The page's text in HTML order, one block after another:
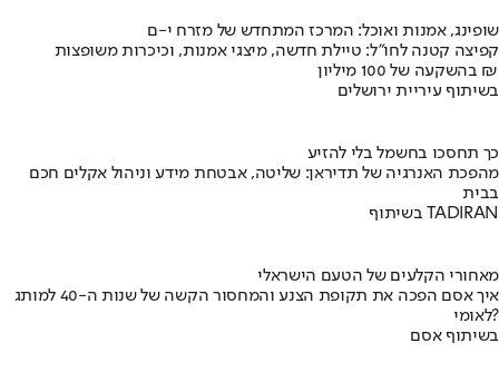
שופינג, אמנות ואוכל: המרכז המתחדש של מזרח י-ם
קפיצה קטנה לחו"ל: טיילת חדשה, מיצגי אמנות, וכיכרות משופצות
בהשקעה של 100 מיליון ₪
בשיתוף עיריית ירושלים
כך תחסכו בחשמל בלי להזיע
מהפכת האנרגיה של תדיראן: שליטה, אבטחת מידע וניהול אקלים חכם
בבית
בשיתוף TADIRAN
מאחורי הקלעים של הטעם הישראלי
איך אסם הפכה את תקופת הצנע והמחסור הקשה של שנות ה-40 למותג
לאומי?
בשיתוף אסם